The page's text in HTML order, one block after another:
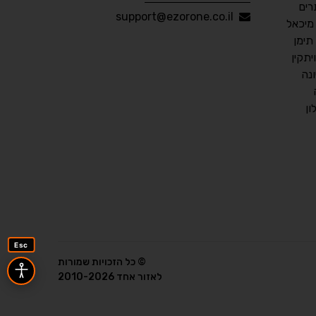
support@ezorone.co.il
© כל הזכויות שמורות
לאזור אחד 2010-2026
English
Esc